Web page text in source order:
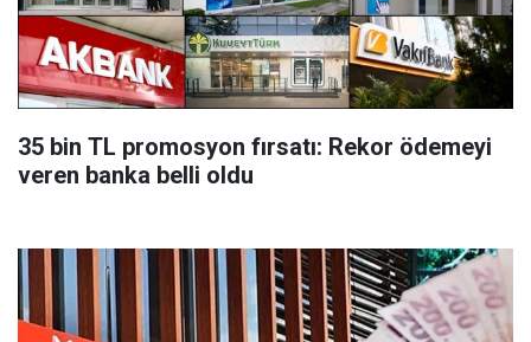
35 bin TL promosyon fırsatı: Rekor ödemeyi
veren banka belli oldu